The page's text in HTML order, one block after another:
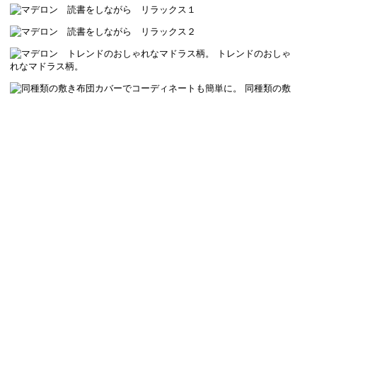
トレンドのおしゃ
れなマドラス柄。
同種類の敷